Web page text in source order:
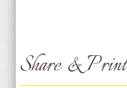
Share & Print